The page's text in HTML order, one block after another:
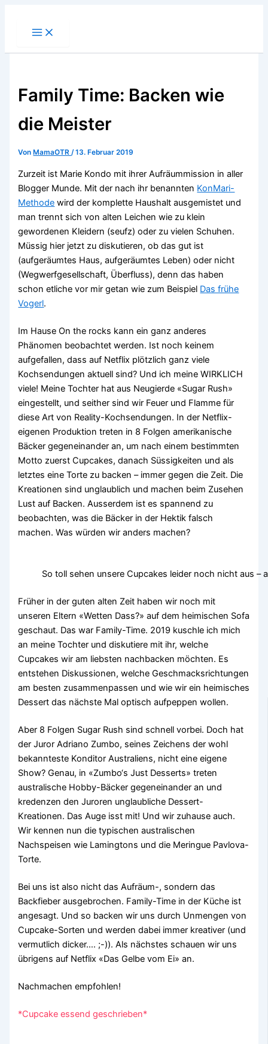
Family Time: Backen wie
die Meister
Von MamaOTR/13. Februar 2019
Zurzeit ist Marie Kondo mit ihrer Aufräummission in aller
Blogger Munde. Mit der nach ihr benannten KonMari-
Methode wird der komplette Haushalt ausgemistet und
man trennt sich von alten Leichen wie zu klein
gewordenen Kleidern (seufz) oder zu vielen Schuhen.
Müssig hier jetzt zu diskutieren, ob das gut ist
(aufgeräumtes Haus, aufgeräumtes Leben) oder nicht
(Wegwerfgesellschaft, Überfluss), denn das haben
schon etliche vor mir getan wie zum Beispiel Das frühe
Vogerl.
Im Hause On the rocks kann ein ganz anderes
Phänomen beobachtet werden. Ist noch keinem
aufgefallen, dass auf Netflix plötzlich ganz viele
Kochsendungen aktuell sind? Und ich meine WIRKLICH
viele! Meine Tochter hat aus Neugierde «Sugar Rush»
eingestellt, und seither sind wir Feuer und Flamme für
diese Art von Reality-Kochsendungen. In der Netflix-
eigenen Produktion treten in 8 Folgen amerikanische
Bäcker gegeneinander an, um nach einem bestimmten
Motto zuerst Cupcakes, danach Süssigkeiten und als
letztes eine Torte zu backen – immer gegen die Zeit. Die
Kreationen sind unglaublich und machen beim Zusehen
Lust auf Backen. Ausserdem ist es spannend zu
beobachten, was die Bäcker in der Hektik falsch
machen. Was würden wir anders machen?
So toll sehen unsere Cupcakes leider noch nicht aus
Früher in der guten alten Zeit haben wir noch mit
unseren Eltern «Wetten Dass?» auf dem heimischen Sofa
geschaut. Das war Family-Time. 2019 kuschle ich mich
an meine Tochter und diskutiere mit ihr, welche
Cupcakes wir am liebsten nachbacken möchten. Es
entstehen Diskussionen, welche Geschmacksrichtungen
am besten zusammenpassen und wie wir ein heimisches
Dessert das nächste Mal optisch aufpeppen wollen.
Aber 8 Folgen Sugar Rush sind schnell vorbei. Doch hat
der Juror Adriano Zumbo, seines Zeichens der wohl
bekannteste Konditor Australiens, nicht eine eigene
Show? Genau, in «Zumbo‘s Just Desserts» treten
australische Hobby-Bäcker gegeneinander an und
kredenzen den Juroren unglaubliche Dessert-
Kreationen. Das Auge isst mit! Und wir zuhause auch.
Wir kennen nun die typischen australischen
Nachspeisen wie Lamingtons und die Meringue Pavlova-
Torte.
Bei uns ist also nicht das Aufräum-, sondern das
Backfieber ausgebrochen. Family-Time in der Küche ist
angesagt. Und so backen wir uns durch Unmengen von
Cupcake-Sorten und werden dabei immer kreativer (und
vermutlich dicker…. ;-)). Als nächstes schauen wir uns
übrigens auf Netflix «Das Gelbe vom Ei» an.
Nachmachen empfohlen!
*Cupcake essend geschrieben*